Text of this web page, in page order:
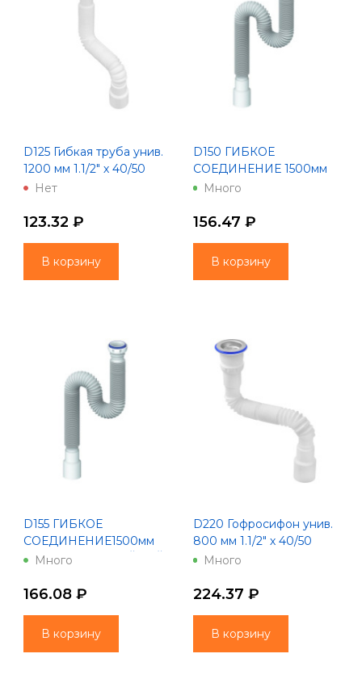
D125 Гибкая труба унив.
1200 мм 1.1/2" х 40/50
Unicorn
Нет
123.32 ₽
В корзину
D150 ГИБКОЕ
СОЕДИНЕНИЕ 1500мм
д.40хд.40/50
Много
156.47 ₽
В корзину
D155 ГИБКОЕ
СОЕДИНЕНИЕ1500мм
Ø40х Ø40/50 С ГАЙКОЙ
Много
166.08 ₽
В корзину
D220 Гофросифон унив.
800 мм 1.1/2" х 40/50
(нерж. вып, винт 80)
Много
224.37 ₽
В корзину